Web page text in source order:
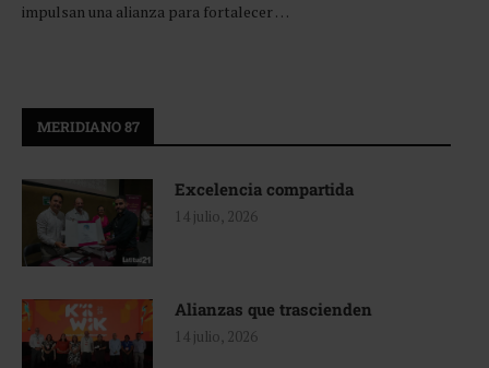
impulsan una alianza para fortalecer …
MERIDIANO 87
Excelencia compartida
14 julio, 2026
Alianzas que trascienden
14 julio, 2026